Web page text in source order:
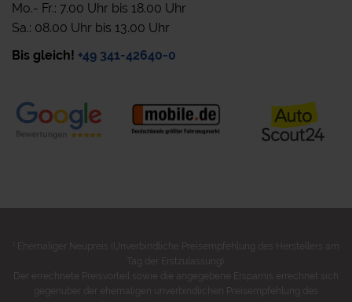
Mo.- Fr.: 7.00 Uhr bis 18.00 Uhr
Sa.: 08.00 Uhr bis 13.00 Uhr
Bis gleich! +49 341-42640-0
Ehemaliger Neupreis (Unverbindliche Preisempfehlung des Herstellers am
Tag der Erstzulassung).
Der errechnete Preisvorteil sowie die angegebene Ersparnis errechnet sich
gegenüber der ehemaligen unverbindlichen Preisempfehlung des